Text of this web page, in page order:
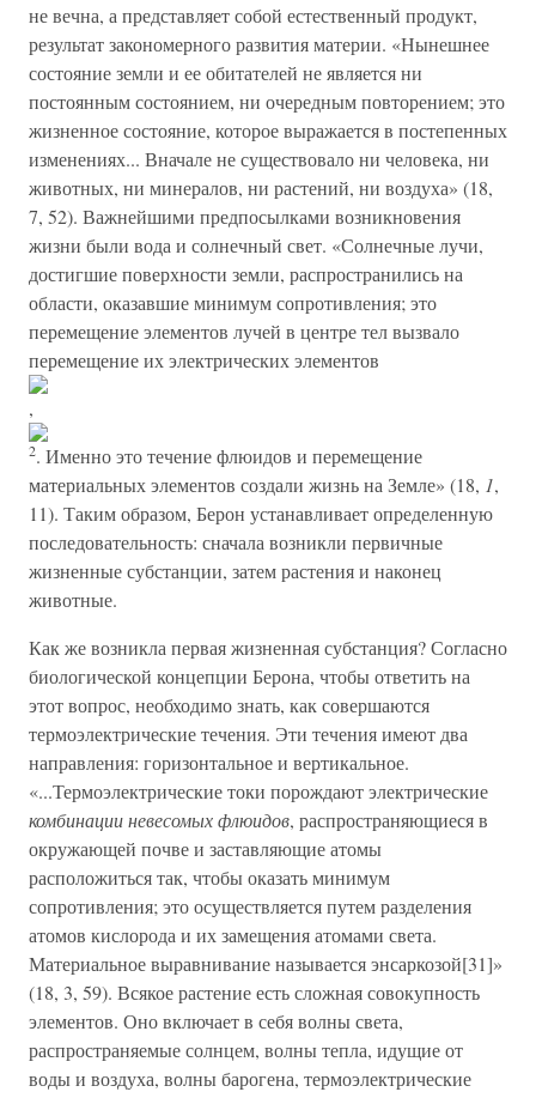
не вечна, а представляет собой естественный продукт,
результат закономерного развития материи. «Нынешнее
состояние земли и ее обитателей не является ни
постоянным состоянием, ни очередным повторением; это
жизненное состояние, которое выражается в постепенных
изменениях... Вначале не существовало ни человека, ни
животных, ни минералов, ни растений, ни воздуха» (18,
7, 52). Важнейшими предпосылками возникновения
жизни были вода и солнечный свет. «Солнечные лучи,
достигшие поверхности земли, распространились на
области, оказавшие минимум сопротивления; это
перемещение элементов лучей в центре тел вызвало
перемещение их электрических элементов
,
2. Именно это течение флюидов и перемещение
материальных элементов создали жизнь на Земле» (18, 1,
11). Таким образом, Берон устанавливает определенную
последовательность: сначала возникли первичные
жизненные субстанции, затем растения и наконец
животные.
Как же возникла первая жизненная субстанция? Согласно
биологической концепции Берона, чтобы ответить на
этот вопрос, необходимо знать, как совершаются
термоэлектрические течения. Эти течения имеют два
направления: горизонтальное и вертикальное.
«...Термоэлектрические токи порождают электрические
комбинации невесомых флюидов, распространяющиеся в
окружающей почве и заставляющие атомы
расположиться так, чтобы оказать минимум
сопротивления; это осуществляется путем разделения
атомов кислорода и их замещения атомами света.
Материальное выравнивание называется энсаркозой[31]»
(18, 3, 59). Всякое растение есть сложная совокупность
элементов. Оно включает в себя волны света,
распространяемые солнцем, волны тепла, идущие от
воды и воздуха, волны барогена, термоэлектрические